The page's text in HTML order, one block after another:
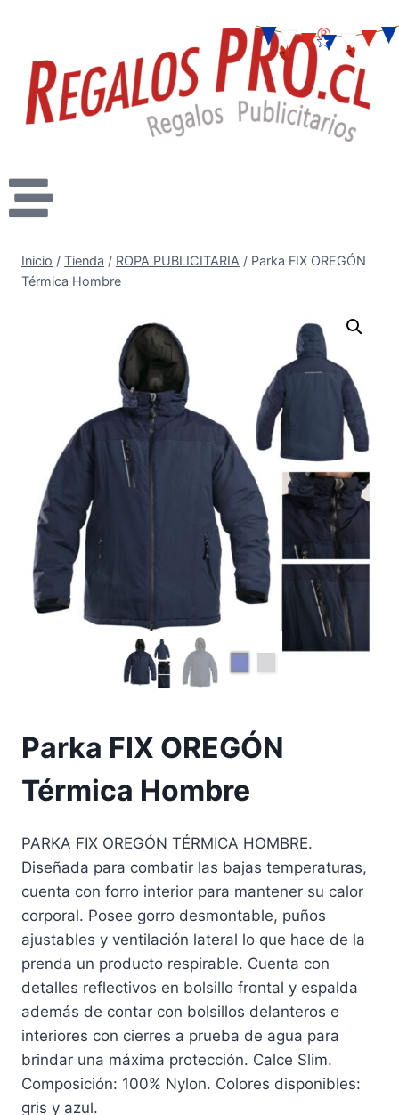
Inicio / Tienda / ROPA PUBLICITARIA / Parka FIX OREGÓN
Térmica Hombre
Parka FIX OREGÓN
Térmica Hombre
PARKA FIX OREGÓN TÉRMICA HOMBRE.
Diseñada para combatir las bajas temperaturas,
cuenta con forro interior para mantener su calor
corporal. Posee gorro desmontable, puños
ajustables y ventilación lateral lo que hace de la
prenda un producto respirable. Cuenta con
detalles reflectivos en bolsillo frontal y espalda
además de contar con bolsillos delanteros e
interiores con cierres a prueba de agua para
brindar una máxima protección. Calce Slim.
Composición: 100% Nylon. Colores disponibles:
gris y azul.